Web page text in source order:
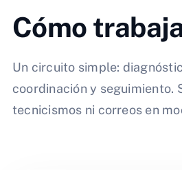
Cómo
Un circuito simple:
coordinación y seguimiento.
tecnicismos ni correos en